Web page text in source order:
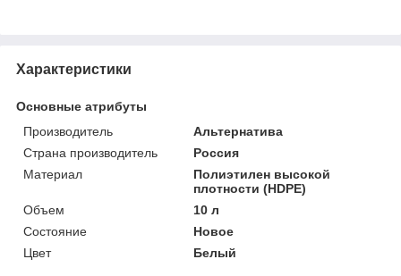
Характеристики
Основные атрибуты
Производитель
Альтернатива
Страна производитель
Россия
Материал
Полиэтилен высокой
плотности (HDPE)
Объем
10 л
Состояние
Новое
Цвет
Белый